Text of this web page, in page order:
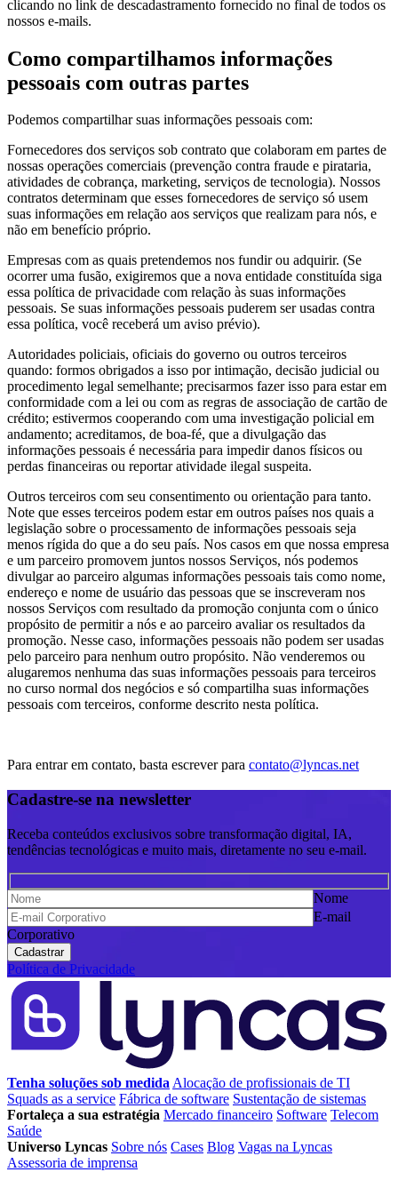
clicando no link de descadastramento fornecido no final de todos os
nossos e-mails.
Como compartilhamos informações
pessoais com outras partes
Podemos compartilhar suas informações pessoais com:
Fornecedores dos serviços sob contrato que colaboram em partes de
nossas operações comerciais (prevenção contra fraude e pirataria,
atividades de cobrança, marketing, serviços de tecnologia). Nossos
contratos determinam que esses fornecedores de serviço só usem
suas informações em relação aos serviços que realizam para nós, e
não em benefício próprio.
Empresas com as quais pretendemos nos fundir ou adquirir. (Se
ocorrer uma fusão, exigiremos que a nova entidade constituída siga
essa política de privacidade com relação às suas informações
pessoais. Se suas informações pessoais puderem ser usadas contra
essa política, você receberá um aviso prévio).
Autoridades policiais, oficiais do governo ou outros terceiros
quando: formos obrigados a isso por intimação, decisão judicial ou
procedimento legal semelhante; precisarmos fazer isso para estar em
conformidade com a lei ou com as regras de associação de cartão de
crédito; estivermos cooperando com uma investigação policial em
andamento; acreditamos, de boa-fé, que a divulgação das
informações pessoais é necessária para impedir danos físicos ou
perdas financeiras ou reportar atividade ilegal suspeita.
Outros terceiros com seu consentimento ou orientação para tanto.
Note que esses terceiros podem estar em outros países nos quais a
legislação sobre o processamento de informações pessoais seja
menos rígida do que a do seu país. Nos casos em que nossa empresa
e um parceiro promovem juntos nossos Serviços, nós podemos
divulgar ao parceiro algumas informações pessoais tais como nome,
endereço e nome de usuário das pessoas que se inscreveram nos
nossos Serviços com resultado da promoção conjunta com o único
propósito de permitir a nós e ao parceiro avaliar os resultados da
promoção. Nesse caso, informações pessoais não podem ser usadas
pelo parceiro para nenhum outro propósito. Não venderemos ou
alugaremos nenhuma das suas informações pessoais para terceiros
no curso normal dos negócios e só compartilha suas informações
pessoais com terceiros, conforme descrito nesta política.
Para entrar em contato, basta escrever para contato@lyncas.net
Cadastre-se na newsletter
Receba conteúdos exclusivos sobre transformação digital, IA,
tendências tecnológicas e muito mais, diretamente no seu e-mail.
Nome
E-mail
Corporativo
Política de Privacidade
Tenha soluções sob medida Alocação de profissionais de TI
Squads as a service Fábrica de software Sustentação de sistemas
Fortaleça a sua estratégia Mercado financeiro Software Telecom
Saúde
Universo Lyncas Sobre nós Cases Blog Vagas na Lyncas
Assessoria de imprensa